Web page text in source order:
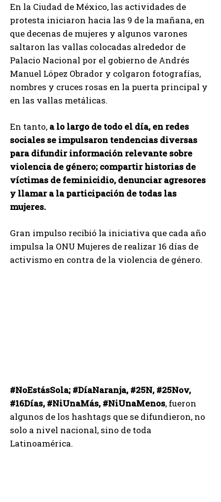
En la Ciudad de México, las actividades de
protesta iniciaron hacia las 9 de la mañana, en
que decenas de mujeres y algunos varones
saltaron las vallas colocadas alrededor de
Palacio Nacional por el gobierno de Andrés
Manuel López Obrador y colgaron fotografías,
nombres y cruces rosas en la puerta principal y
en las vallas metálicas.
En tanto, a lo largo de todo el día, en redes
sociales se impulsaron tendencias diversas
para difundir información relevante sobre
violencia de género; compartir historias de
víctimas de feminicidio, denunciar agresores
y llamar a la participación de todas las
mujeres.
Gran impulso recibió la iniciativa que cada año
impulsa la ONU Mujeres de realizar 16 días de
activismo en contra de la violencia de género.
#NoEstásSola; #DíaNaranja, #25N, #25Nov,
#16Días, #NiUnaMás, #NiUnaMenos, fueron
algunos de los hashtags que se difundieron, no
solo a nivel nacional, sino de toda
Latinoamérica.